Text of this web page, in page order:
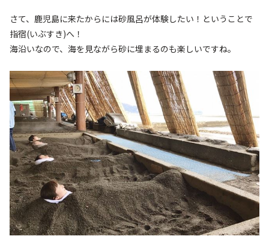
さて、鹿児島に来たからには砂風呂が体験したい！ということで
指宿(いぶすき)へ！
海沿いなので、海を見ながら砂に埋まるのも楽しいですね。